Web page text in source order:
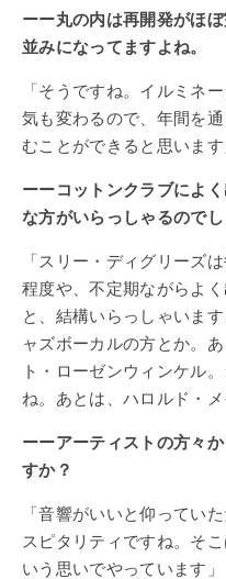
ーー丸の内は再開発がほ
並みになってますよね。
「そうですね。イルミネ
気も変わるので、年間を
むことができると思います
ーーコットンクラブによ
な方がいらっしゃるのでし
「スリー・ディグリーズ
程度や、不定期ながらよ
と、結構いらっしゃいま
ャズボーカルの方とか。
ト・ローゼンウィンケル
ね。あとは、ハロルド・
ーーアーティストの方々
すか？
「音響がいいと仰ってい
スピタリティですね。そ
いう思いでやっています」